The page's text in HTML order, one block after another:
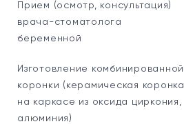
Прием (осмотр, консультация)
врача-стоматолога
беременной
Изготовление комбинированной
коронки (керамическая коронка
на каркасе из оксида циркония,
алюминия)